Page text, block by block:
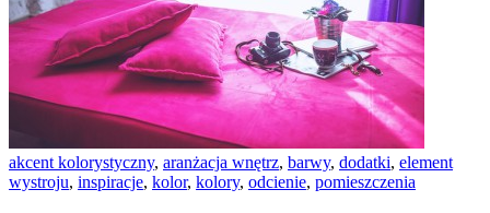
akcent kolorystyczny, aranżacja wnętrz, barwy, dodatki, element
wystroju, inspiracje, kolor, kolory, odcienie, pomieszczenia